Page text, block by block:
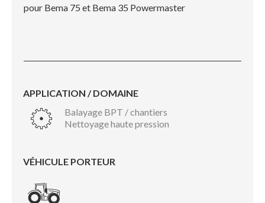
pour Bema 75 et Bema 35 Powermaster
APPLICATION / DOMAINE
Balayage BPT / chantiers
Nettoyage haute pression
VÉHICULE PORTEUR